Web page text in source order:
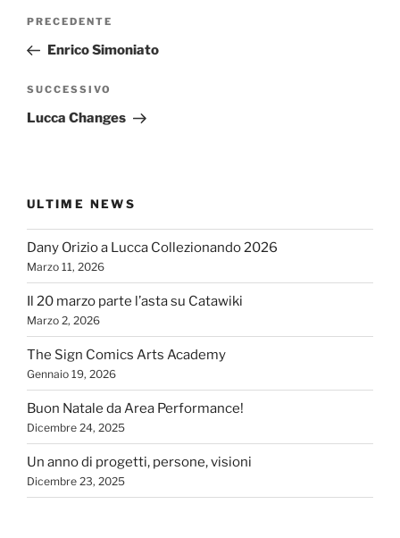
Navigazione
Articolo
precedente:
PRECEDENTE
Enrico Simoniato
Articolo
successivo
SUCCESSIVO
Lucca Changes
ULTIME NEWS
Dany Orizio a Lucca Collezionando 2026
Marzo 11, 2026
Il 20 marzo parte l’asta su Catawiki
Marzo 2, 2026
The Sign Comics Arts Academy
Gennaio 19, 2026
Buon Natale da Area Performance!
Dicembre 24, 2025
Un anno di progetti, persone, visioni
Dicembre 23, 2025